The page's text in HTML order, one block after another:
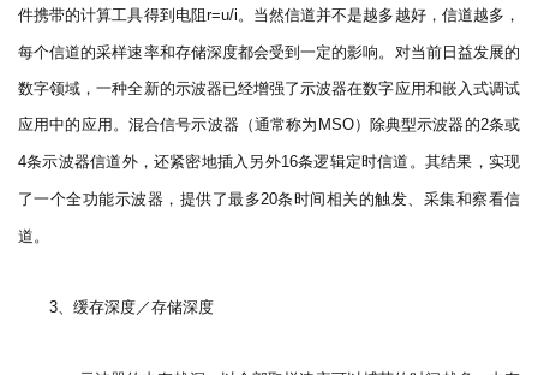
件携带的计算工具得到电阻r=u/i 。当然信道并不是越多越好，信道越多，
每个信道的采样速率和存储深度都会受到一定的影响。对当前日益发展的
数字领域，一种全新的示波器已经增强了示波器在数字应用和嵌入式调试
应用中的应用。混合信号示波器（通常称为 MSO）除典型示波器的2条或
4条示波器信道外，还紧密地插入另外16条逻辑定时信道。其结果，实现
了一个全功能示波器，提供了最多20条时间相关的触发、采集和察看信
道。
3 、缓存深度／存储深度